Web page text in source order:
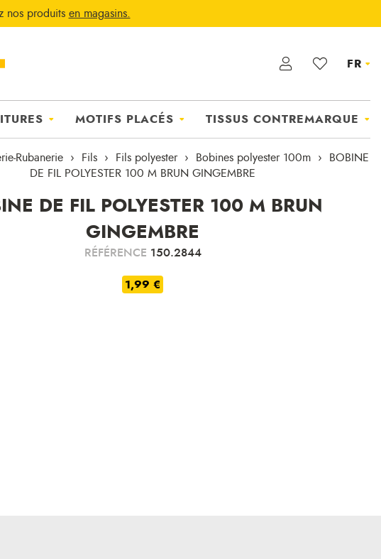
nos produits en magasins.
FR
MOTIFS PLACÉS TISSUS CONTREMARQUE
Rubanerie Fils Fils polyester Bobines polyester 100m
BOBINE
DE FIL POLYESTER 100 M BRUN GINGEMBRE
DE FIL POLYESTER 100 M BRUN
GINGEMBRE
RÉFÉRENCE 150.2844
1,99 €